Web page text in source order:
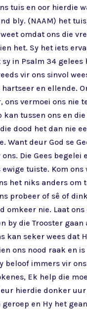
tuis en oor hierdie
bly. (NAAM) het
omdat ons die
het. Sy het iets
in Psalm 34 gelees
vir ons sinvol
en ellende.
ons vermoei ons nie
kan tussen ons en
dood het dan nie
Want deur God se
Die Gees begelei
ewige tuiste. Kom ons
het niks anders om
probeer of sê of
omkeer nie. Laat
by die Trooster gaan
kan seker wees dat
ons nood raak en is
beloof immers vir
Ek help die
hierdie donker
geroep en Hy het